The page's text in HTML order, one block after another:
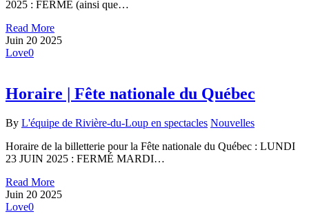
2025 : FERMÉ (ainsi que…
Read More
Juin 20 2025
Love0
Horaire | Fête nationale du Québec
By L'équipe de Rivière-du-Loup en spectacles Nouvelles
Horaire de la billetterie pour la Fête nationale du Québec : LUNDI
23 JUIN 2025 : FERMÉ MARDI…
Read More
Juin 20 2025
Love0